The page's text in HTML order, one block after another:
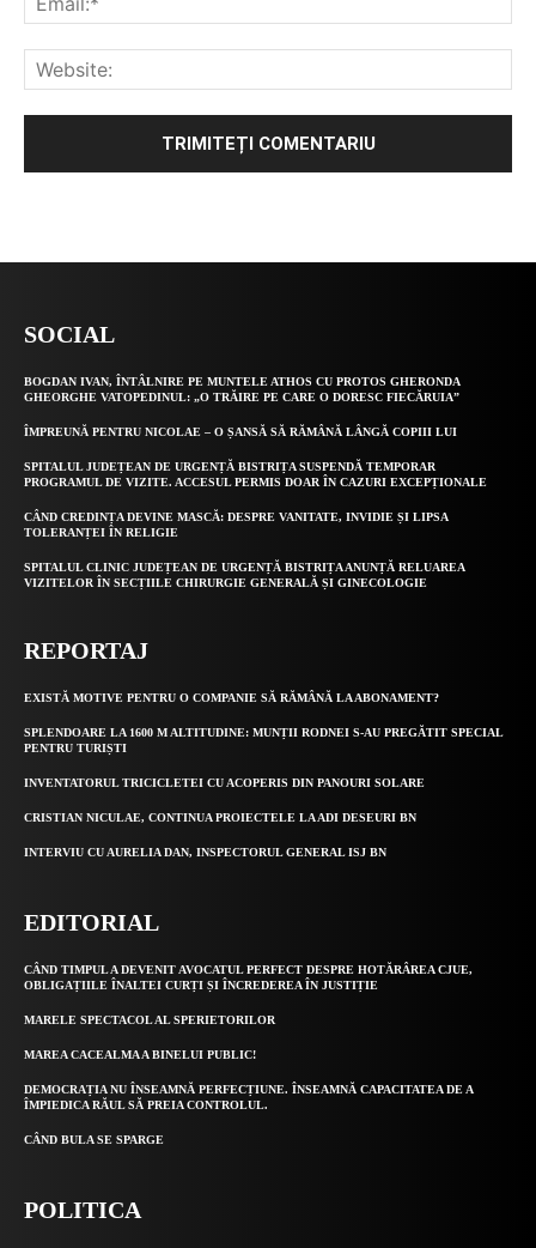
SOCIAL
BOGDAN IVAN, ÎNTÂLNIRE PE MUNTELE ATHOS CU PROTOS GHERONDA
GHEORGHE VATOPEDINUL: „O TRĂIRE PE CARE O DORESC FIECĂRUIA”
ÎMPREUNĂ PENTRU NICOLAE – O ȘANSĂ SĂ RĂMÂNĂ LÂNGĂ COPIII LUI
SPITALUL JUDEȚEAN DE URGENȚĂ BISTRIȚA SUSPENDĂ TEMPORAR
PROGRAMUL DE VIZITE. ACCESUL PERMIS DOAR ÎN CAZURI EXCEPȚIONALE
CÂND CREDINȚA DEVINE MASCĂ: DESPRE VANITATE, INVIDIE ȘI LIPSA
TOLERANȚEI ÎN RELIGIE
SPITALUL CLINIC JUDEȚEAN DE URGENȚĂ BISTRIȚA ANUNȚĂ RELUAREA
VIZITELOR ÎN SECȚIILE CHIRURGIE GENERALĂ ȘI GINECOLOGIE
REPORTAJ
EXISTĂ MOTIVE PENTRU O COMPANIE SĂ RĂMÂNĂ LA ABONAMENT?
SPLENDOARE LA 1600 M ALTITUDINE: MUNȚII RODNEI S-AU PREGĂTIT SPECIAL
PENTRU TURIȘTI
INVENTATORUL TRICICLETEI CU ACOPERIS DIN PANOURI SOLARE
CRISTIAN NICULAE, CONTINUA PROIECTELE LA ADI DESEURI BN
INTERVIU CU AURELIA DAN, INSPECTORUL GENERAL ISJ BN
EDITORIAL
CÂND TIMPUL A DEVENIT AVOCATUL PERFECT DESPRE HOTĂRÂREA CJUE,
OBLIGAȚIILE ÎNALTEI CURȚI ȘI ÎNCREDEREA ÎN JUSTIȚIE
MARELE SPECTACOL AL SPERIETORILOR
MAREA CACEALMA A BINELUI PUBLIC!
DEMOCRAȚIA NU ÎNSEAMNĂ PERFECȚIUNE. ÎNSEAMNĂ CAPACITATEA DE A
ÎMPIEDICA RĂUL SĂ PREIA CONTROLUL.
CÂND BULA SE SPARGE
POLITICA